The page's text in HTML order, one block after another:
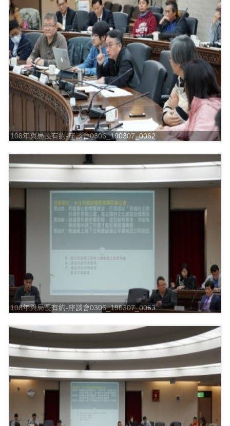
108年與局長有約-座談會0306_190307_0062
108年與局長有約-座談會0306_190307_0063